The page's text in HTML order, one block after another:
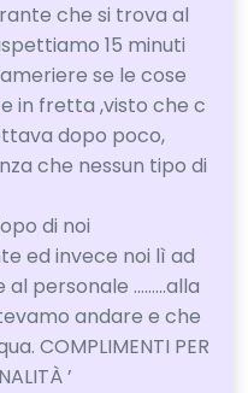
che si trova al
15 minuti
se le cose
in fretta ,visto che c
dopo poco,
che nessun tipo di
di noi
ed invece noi lì ad
personale ………alla
andare e che
COMPLIMENTI PER
’